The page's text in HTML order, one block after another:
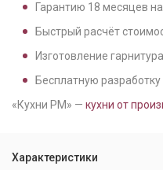
Гарантию 18 месяцев
Быстрый расчёт
Изготовление
Бесплатную
«Кухни РМ» — кухни от
Характеристики